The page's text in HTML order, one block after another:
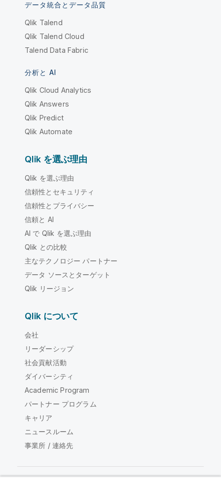
データ統合とデータ品質
Qlik Talend
Qlik Talend Cloud
Talend Data Fabric
分析と AI
Qlik Cloud Analytics
Qlik Answers
Qlik Predict
Qlik Automate
Qlik を選ぶ理由
Qlik を選ぶ理由
信頼性とセキュリティ
信頼性とプライバシー
信頼と AI
AI で Qlik を選ぶ理由
Qlik との比較
主なテクノロジー パートナー
データ ソースとターゲット
Qlik リージョン
Qlik について
会社
リーダーシップ
社会貢献活動
ダイバーシティ
Academic Program
パートナー プログラム
キャリア
ニュースルーム
事業所 / 連絡先